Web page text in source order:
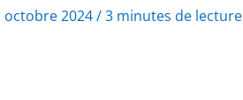
octobre 2024/3 minutes de lecture